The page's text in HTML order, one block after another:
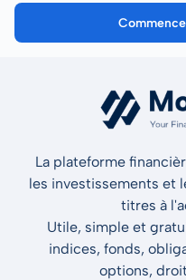
La plateforme
les investissements et
titres à
Utile, simple et
indices, fonds,
options,